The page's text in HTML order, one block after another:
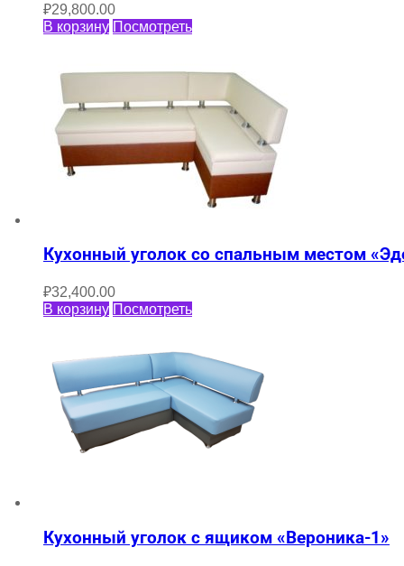
₽29,800.00
В корзину Посмотреть
Кухонный уголок со спальным местом
₽32,400.00
В корзину Посмотреть
Кухонный уголок с ящиком «Вероника-1»